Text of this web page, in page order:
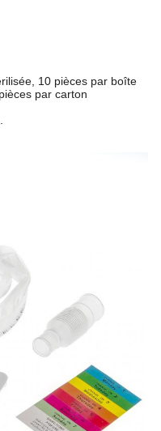
10 pièces par boîte
par carton